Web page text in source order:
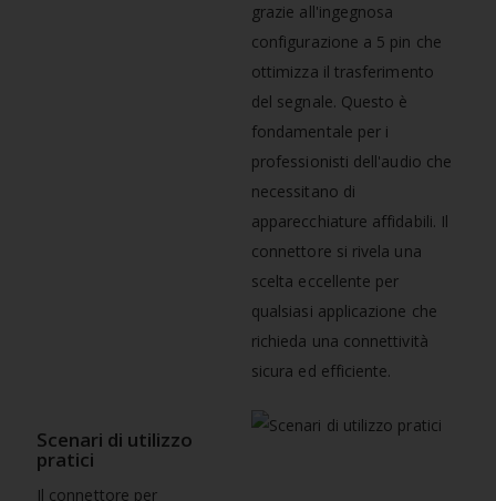
grazie all'ingegnosa
configurazione a 5 pin che
ottimizza il trasferimento
del segnale. Questo è
fondamentale per i
professionisti dell'audio che
necessitano di
apparecchiature affidabili. Il
connettore si rivela una
scelta eccellente per
qualsiasi applicazione che
richieda una connettività
sicura ed efficiente.
Scenari di utilizzo
pratici
Il connettore per